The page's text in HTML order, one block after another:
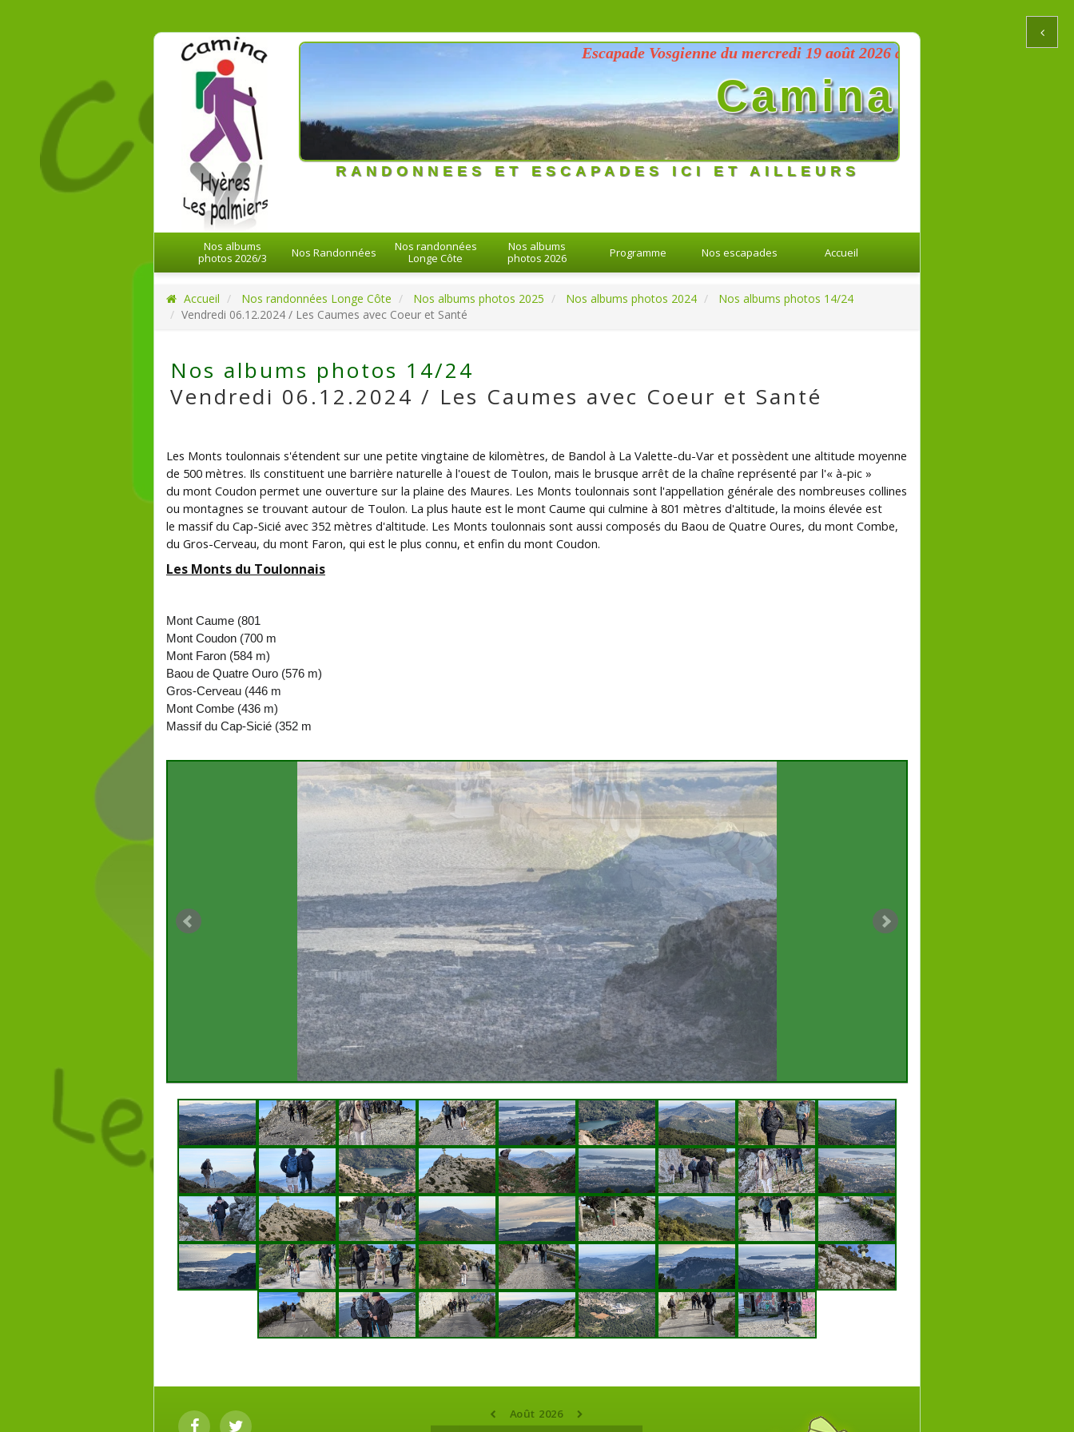
Escapade Vosgienne du mercredi 19 août 2026 au dimanche 23 août 2026
Camina
RANDONNEES ET ESCAPADES ICI ET AILLEURS
Nos albums
photos 2026/3
Nos Randonnées
Nos randonnées
Longe Côte
Nos albums
photos 2026
Programme Nos escapades Accueil
Accueil Nos randonnées Longe Côte Nos albums photos 2025 Nos albums photos 2024
Nos albums photos 14/24
Vendredi 06.12.2024 / Les Caumes avec Coeur et Santé
Nos albums photos 14/24
Vendredi 06.12.2024 / Les Caumes avec Coeur et Santé
Les Monts toulonnais s'étendent sur une petite vingtaine de kilomètres, de Bandol à La Valette-du-Var et possèdent une altitude moyenne
de 500 mètres. Ils constituent une barrière naturelle à l'ouest de Toulon, mais le brusque arrêt de la chaîne représenté par l'« à-pic »
du mont Coudon permet une ouverture sur la plaine des Maures. Les Monts toulonnais sont l'appellation générale des nombreuses collines
ou montagnes se trouvant autour de Toulon. La plus haute est le mont Caume qui culmine à 801 mètres d'altitude, la moins élevée est
le massif du Cap-Sicié avec 352 mètres d'altitude. Les Monts toulonnais sont aussi composés du Baou de Quatre Oures, du mont Combe,
du Gros-Cerveau, du mont Faron, qui est le plus connu, et enfin du mont Coudon.
Les Monts du Toulonnais
Mont Caume (801
Mont Coudon (700 m
Mont Faron (584 m)
Baou de Quatre Ouro (576 m)
Gros-Cerveau (446 m
Mont Combe (436 m)
Massif du Cap-Sicié (352 m
Août 2026